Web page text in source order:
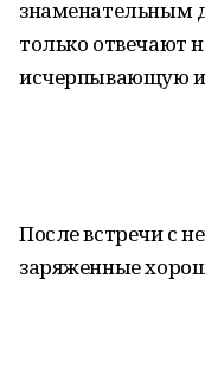
знаменательным
только отвечают
исчерпывающую
После встречи с
заряженные